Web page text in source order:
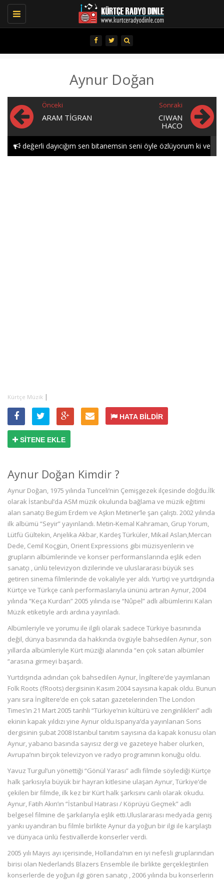
Toggle
navigation
Aynur Doğan
Önceki
ARAM TIGRAN
Sonraki
CIWAN
HACO
değerli dayıcığım sen bitanemsin seni öyle özlüyorum ki ve
Kürtçe Müzik |
HATA BİLDİR
SİTENE EKLE
Aynur Doğan Kimdir ?
Aynur Doğan, 1975 yılında Tunceli’nin Çemişgezek ilçesinde doğdu.İlk
olarak İstanbul’da ASM müzik okulunda bağlama ve müzik eğitimi
alan sanatçı Begüm Erdem ve Aşkın Metiner’le şan çalıştı. 2002 yılında
ilk albümü “Seyir” yayınlandı. Metin-Kemal Kahraman, Grup Yorum,
Lütfü Gültekin, Anjelika Akbar, Kardeş Türküler, Mikail Aslan,Mercan
Dede, Cemil Koçgün, Orient Expressions gibi müzisyenlerin ve
grupların albümlerinde ve konser performanslarında eşlik eden
sanatçı , ünlü televizyon dizilerinde ve uluslararası büyük ses
getiren sinema filmlerinde de vokaliyle yer aldı. Yurtiçi ve yurtdışında
Kürtçe ve Türkçe canlı performaslarıyla ününü artıran Aynur, 2004
yılında “Keça Kurdan” 2005 yılında ise “Nûpel” adlı albümlerini Kalan
Müzik etiketiyle ardı ardına yayınladı.
Albümleriyle ve yorumu ile ilgili olarak sadece Türkiye basınında
değil, dünya basınında da hakkında övgüyle bahsedilen Aynur, son
yıllarda albümleriyle Kürt müziği alanında “en çok satan albümler
“arasına girmeyi başardı.
Yurtdışında adından çok bahsedilen Aynur, İngiltere’de yayımlanan
Folk Roots (fRoots) dergisinin Kasım 2004 sayısına kapak oldu. Bunun
yanı sıra İngiltere’de en çok satan gazetelerinden The London
Times’ın 21 Mart 2005 tarihli “Türkiye’nin kültürü ve zenginlikleri” adlı
ekinin kapak yıldızı yine Aynur oldu.Ispanya’da yayınlanan Sons
dergisinin şubat 2008 Istanbul tanıtım sayısına da kapak konusu olan
Aynur, yabancı basında sayısız dergi ve gazeteye haber olurken,
Avrupa’nın birçok televizyon ve radyo programının konuğu oldu.
Yavuz Turgul’un yönettiği “Gönül Yarası” adlı filmde söylediği Kürtçe
halk şarkısıyla büyük bir hayran kitlesine ulaşan Aynur, Türkiye’de
çekilen bir filmde, ilk kez bir Kürt halk şarkısını canlı olarak okudu.
Aynur, Fatih Akın’ın “İstanbul Hatırası / Köprüyü Geçmek” adlı
belgesel filmine de şarkılarıyla eşlik etti.Uluslararası medyada geniş
yankı uyandıran bu filmle birlikte Aynur da yoğun bir ilgi ile karşılaştı
ve dünyaca ünlü festivallerde konserler verdi.
2005 yılı Mayıs ayı içerisinde, Hollanda’nın en iyi nefesli gruplarından
birisi olan Nederlands Blazers Ensemble ile birlikte gerçekleştirilen
konserlerde de yoğun ilgi gören sanatçı , 2006 yılında bu konserlerin